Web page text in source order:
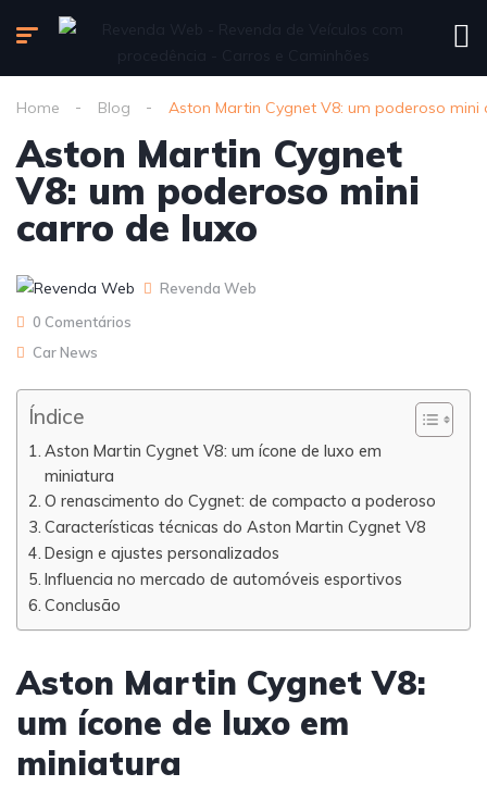
Home Blog Aston Martin Cygnet V8: um poderoso mini
Aston Martin Cygnet
V8: um poderoso mini
carro de luxo
Revenda Web
0 Comentários
Car News
Índice
Aston Martin Cygnet V8: um ícone de luxo em
miniatura
O renascimento do Cygnet: de compacto a poderoso
Características técnicas do Aston Martin Cygnet V8
Design e ajustes personalizados
Influencia no mercado de automóveis esportivos
Conclusão
Aston Martin Cygnet V8:
um ícone de luxo em
miniatura